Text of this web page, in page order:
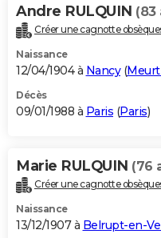
Andre RULQUIN (83
Créer une cagnotte
Naissance
12/04/1904 à Nancy(
Décès
09/01/1988 à Paris (Paris)
Marie RULQUIN (76
Créer une cagnotte
Naissance
13/12/1907 à Belrupt-en-